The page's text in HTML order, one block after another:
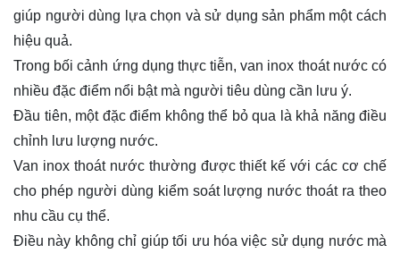
giúp người dùng lựa chọn và sử dụng sản phẩm một cách
hiệu quả.
Trong bối cảnh ứng dụng thực tiễn, van inox thoát nước có
nhiều đặc điểm nổi bật mà người tiêu dùng cần lưu ý.
Đầu tiên, một đặc điểm không thể bỏ qua là khả năng điều
chỉnh lưu lượng nước.
Van inox thoát nước thường được thiết kế với các cơ chế
cho phép người dùng kiểm soát lượng nước thoát ra theo
nhu cầu cụ thể.
Điều này không chỉ giúp tối ưu hóa việc sử dụng nước mà